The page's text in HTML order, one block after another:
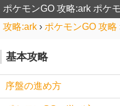
ポケモンGO 攻略:ark ポケ
攻略:ark › ポケモンGO 攻略
基本攻略
序盤の進め方